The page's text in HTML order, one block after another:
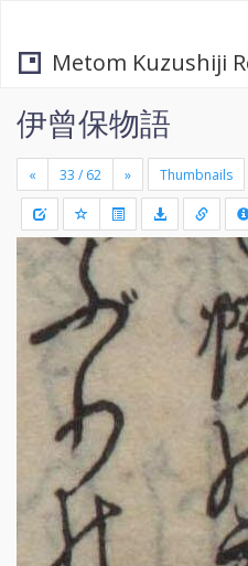
Metom Kuzushiji
伊曾保物語
« » Thumbnails
+
-